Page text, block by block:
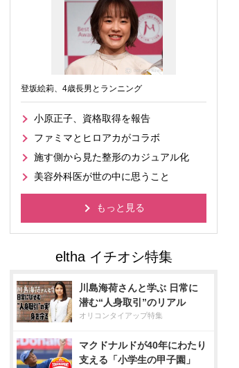
登坂絵莉、4歳長男とランニング
小原正子、資格取得を報告
ファミマとヒロアカがコラボ
施す側から見た整形のカジュアル化
美容外科医が世の中に思うこと
もっと見る
川島海荷さんと学ぶ 日常に
潜む“人身取引”のリアル
オリコンタイアップ特集
マクドナルドが40年にわたり
支える「小学生の甲子園」